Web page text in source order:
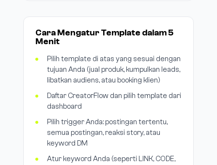
Cara Mengatur Template dalam 5
Menit
Pilih template di atas yang sesuai dengan
tujuan Anda (jual produk, kumpulkan leads,
libatkan audiens, atau booking klien)
Daftar CreatorFlow dan pilih template dari
dashboard
Pilih trigger Anda: postingan tertentu,
semua postingan, reaksi story, atau
keyword DM
Atur keyword Anda (seperti LINK, CODE,